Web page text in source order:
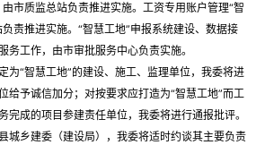
市质监总站负责推进实施。工资专用账户管理“智
责推进实施。“智慧工地”申报系统建设、数据接
务工作，由市审批服务中心负责实施。
“智慧工地”的建设、施工、监理单位，我委将进
给予诚信加分；对按要求应打造为“智慧工地”而工
完成的项目参建责任单位，我委将进行通报批评。
城乡建委（建设局），我委将适时约谈其主要负责